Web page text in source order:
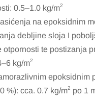
0.5–1.0 kg/m2
na epoksidnim
debljine sloja I
otpornosti te postizanja
kg/m2
epoksidnim
%): cca. 0.7 kg/m2 po 1